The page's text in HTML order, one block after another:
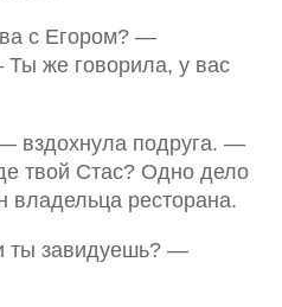
с Егором? —
же говорила, у вас
вздохнула подруга. —
твой Стас? Одно дело
ресторана.
ты завидуешь? —